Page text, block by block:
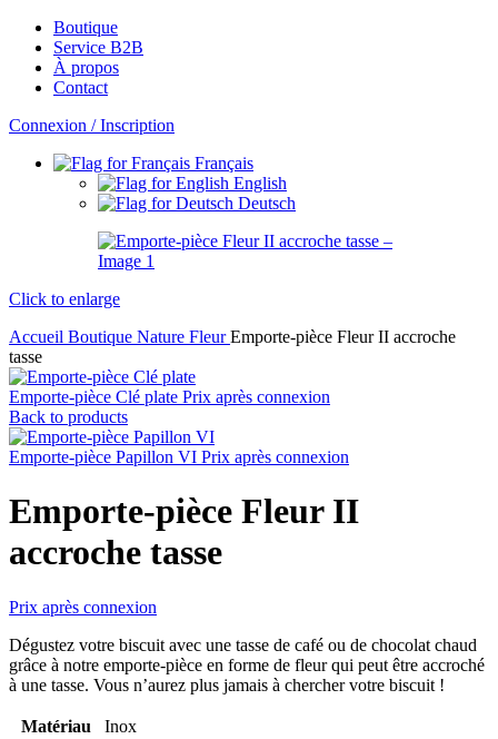
Boutique
Service B2B
À propos
Contact
Connexion / Inscription
Français
English
Deutsch
Click to enlarge
Accueil Boutique Nature FleurEmporte-pièce Fleur II accroche
tasse
Emporte-pièce Clé plate Prix après connexion
Back to products
Emporte-pièce Papillon VI Prix après connexion
Emporte-pièce Fleur II
accroche tasse
Prix après connexion
Dégustez votre biscuit avec une tasse de café ou de chocolat chaud
grâce à notre emporte-pièce en forme de fleur qui peut être accroché
à une tasse. Vous n’aurez plus jamais à chercher votre biscuit !
Matériau
Inox